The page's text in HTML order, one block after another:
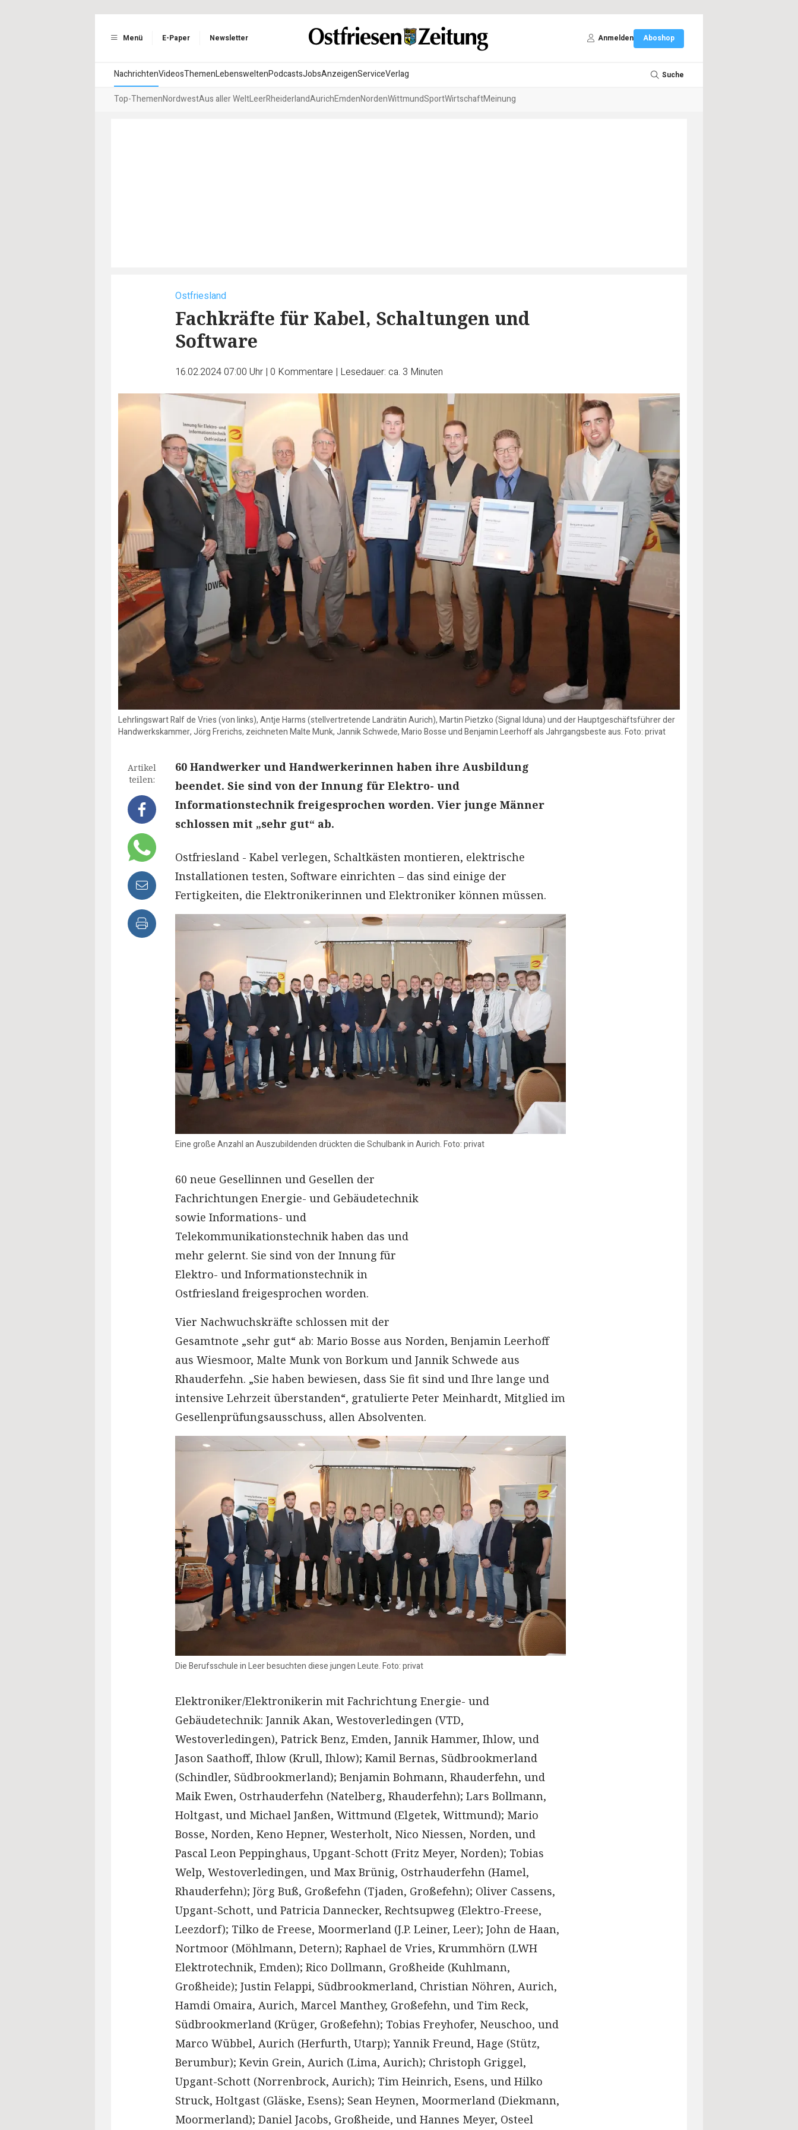
Menü E-Paper Newsletter Anmelden Aboshop
NachrichtenVideosThemenLebensweltenPodcastsJobsAnzeigenServiceVerlag Suche
Top-ThemenNordwestAus aller WeltLeerRheiderlandAurichEmdenNordenWittmundSportWirtschaftMeinung
Ostfriesland
Fachkräfte für Kabel, Schaltungen und
Software
16.02.2024 07:00 Uhr | 0 Kommentare | Lesedauer: ca. 3 Minuten
Lehrlingswart Ralf de Vries (von links), Antje Harms (stellvertretende Landrätin Aurich), Martin Pietzko (Signal Iduna) und der Hauptgeschäftsführer der
Handwerkskammer, Jörg Frerichs, zeichneten Malte Munk, Jannik Schwede, Mario Bosse und Benjamin Leerhoff als Jahrgangsbeste aus. Foto: privat
Artikel
teilen:
60 Handwerker und Handwerkerinnen haben ihre Ausbildung
beendet. Sie sind von der Innung für Elektro- und
Informationstechnik freigesprochen worden. Vier junge Männer
schlossen mit „sehr gut“ ab.
Ostfriesland - Kabel verlegen, Schaltkästen montieren, elektrische
Installationen testen, Software einrichten – das sind einige der
Fertigkeiten, die Elektronikerinnen und Elektroniker können müssen.
Eine große Anzahl an Auszubildenden drückten die Schulbank in Aurich. Foto: privat
60 neue Gesellinnen und Gesellen der
Fachrichtungen Energie- und Gebäudetechnik
sowie Informations- und
Telekommunikationstechnik haben das und
mehr gelernt. Sie sind von der Innung für
Elektro- und Informationstechnik in
Ostfriesland freigesprochen worden.
Vier Nachwuchskräfte schlossen mit der
Gesamtnote „sehr gut“ ab: Mario Bosse aus Norden, Benjamin Leerhoff
aus Wiesmoor, Malte Munk von Borkum und Jannik Schwede aus
Rhauderfehn. „Sie haben bewiesen, dass Sie fit sind und Ihre lange und
intensive Lehrzeit überstanden“, gratulierte Peter Meinhardt, Mitglied im
Gesellenprüfungsausschuss, allen Absolventen.
Die Berufsschule in Leer besuchten diese jungen Leute. Foto: privat
Elektroniker/Elektronikerin mit Fachrichtung Energie- und
Gebäudetechnik: Jannik Akan, Westoverledingen (VTD,
Westoverledingen), Patrick Benz, Emden, Jannik Hammer, Ihlow, und
Jason Saathoff, Ihlow (Krull, Ihlow); Kamil Bernas, Südbrookmerland
(Schindler, Südbrookmerland); Benjamin Bohmann, Rhauderfehn, und
Maik Ewen, Ostrhauderfehn (Natelberg, Rhauderfehn); Lars Bollmann,
Holtgast, und Michael Janßen, Wittmund (Elgetek, Wittmund); Mario
Bosse, Norden, Keno Hepner, Westerholt, Nico Niessen, Norden, und
Pascal Leon Peppinghaus, Upgant-Schott (Fritz Meyer, Norden); Tobias
Welp, Westoverledingen, und Max Brünig, Ostrhauderfehn (Hamel,
Rhauderfehn); Jörg Buß, Großefehn (Tjaden, Großefehn); Oliver Cassens,
Upgant-Schott, und Patricia Dannecker, Rechtsupweg (Elektro-Freese,
Leezdorf); Tilko de Freese, Moormerland (J.P. Leiner, Leer); John de Haan,
Nortmoor (Möhlmann, Detern); Raphael de Vries, Krummhörn (LWH
Elektrotechnik, Emden); Rico Dollmann, Großheide (Kuhlmann,
Großheide); Justin Felappi, Südbrookmerland, Christian Nöhren, Aurich,
Hamdi Omaira, Aurich, Marcel Manthey, Großefehn, und Tim Reck,
Südbrookmerland (Krüger, Großefehn); Tobias Freyhofer, Neuschoo, und
Marco Wübbel, Aurich (Herfurth, Utarp); Yannik Freund, Hage (Stütz,
Berumbur); Kevin Grein, Aurich (Lima, Aurich); Christoph Griggel,
Upgant-Schott (Norrenbrock, Aurich); Tim Heinrich, Esens, und Hilko
Struck, Holtgast (Gläske, Esens); Sean Heynen, Moormerland (Diekmann,
Moormerland); Daniel Jacobs, Großheide, und Hannes Meyer, Osteel